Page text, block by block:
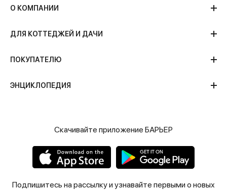
О КОМПАНИИ
ДЛЯ КОТТЕДЖЕЙ И ДАЧИ
ПОКУПАТЕЛЮ
ЭНЦИКЛОПЕДИЯ
Скачивайте приложение БАРЬЕР
Подпишитесь на рассылку и узнавайте первыми о новых